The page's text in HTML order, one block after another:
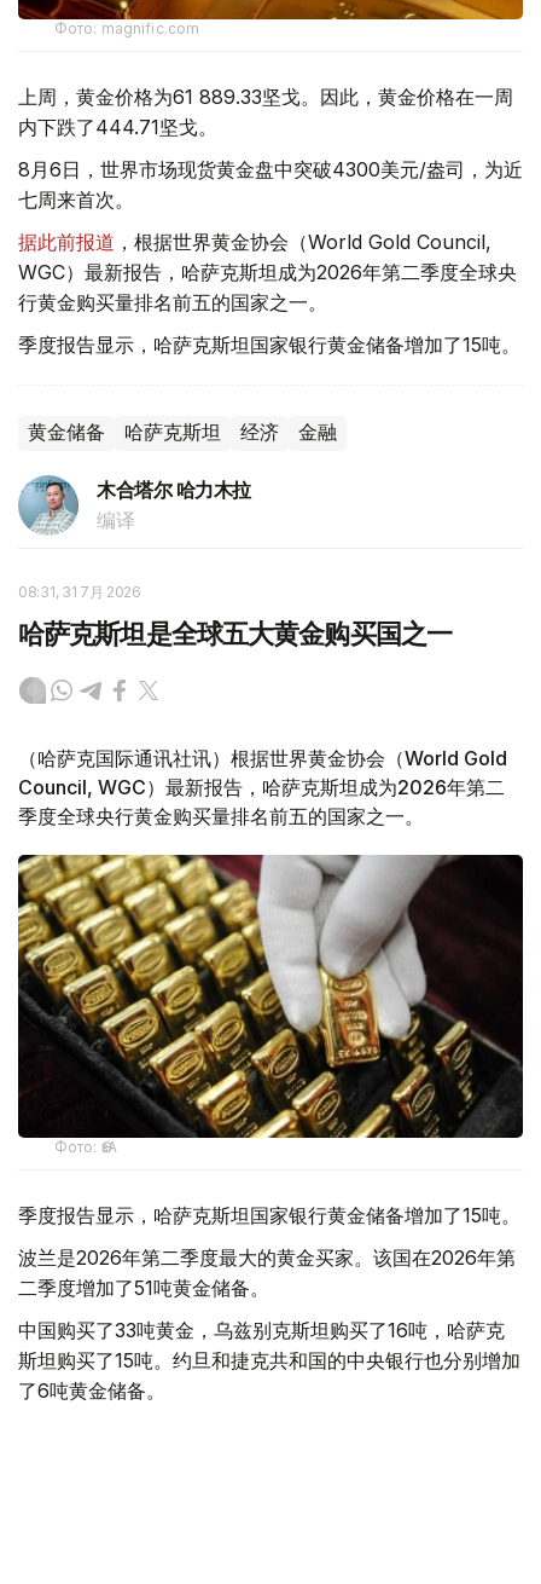
Фото: magnific.com
上周，黄金价格为61 889.33坚戈。因此，黄金价格在一周
内下跌了444.71坚戈。
8月6日，世界市场现货黄金盘中突破4300美元/盎司，为近
七周来首次。
据此前报道 ，根据世界黄金协会（World Gold Council,
WGC）最新报告，哈萨克斯坦成为2026年第二季度全球央
行黄金购买量排名前五的国家之一。
季度报告显示，哈萨克斯坦国家银行黄金储备增加了15吨。
黄金储备 哈萨克斯坦 经济 金融
木合塔尔 哈力木拉
编译
08:31, 31 7月 2026
哈萨克斯坦是全球五大黄金购买国之一
（哈萨克国际通讯社讯）根据世界黄金协会（World Gold
Council, WGC）最新报告，哈萨克斯坦成为2026年第二
季度全球央行黄金购买量排名前五的国家之一。
Фото: ӨзА
季度报告显示，哈萨克斯坦国家银行黄金储备增加了15吨。
波兰是2026年第二季度最大的黄金买家。该国在2026年第
二季度增加了51吨黄金储备。
中国购买了33吨黄金，乌兹别克斯坦购买了16吨，哈萨克
斯坦购买了15吨。约旦和捷克共和国的中央银行也分别增加
了6吨黄金储备。